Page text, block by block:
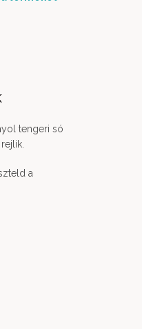
tengeri só
a